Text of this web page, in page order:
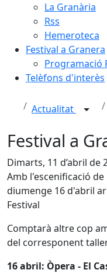
La Granària
Rss
Hemeroteca
Festival a Granera
Programació
Telèfons d'interès
Actualitat
Festival a
Dimarts, 11 d’abril de
Amb l'escenificació
diumenge 16 d'abril
Festival
Comptarà altre cop
del corresponent
16 abril: Òpera - El